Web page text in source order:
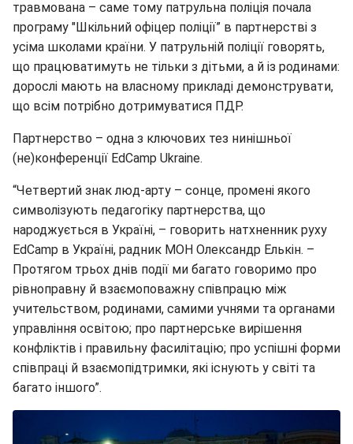
травмована – саме тому патрульна поліція почала
програму "Шкільний офіцер поліції” в партнерстві з
усіма школами країни. У патрульній поліції говорять,
що працюватимуть не тільки з дітьми, а й із родинами:
дорослі мають на власному прикладі демонструвати,
що всім потрібно дотримуватися ПДР.
Партнерство – одна з ключових тез нинішньої
(не)конференції EdCamp Ukraine.
“Четвертий знак люд-арту – сонце, промені якого
символізують педагогіку партнерства, що
народжується в Україні, – говорить натхненник руху
EdCamp в Україні, радник МОН Олександр Елькін. –
Протягом трьох днів події ми багато говоримо про
рівноправну й взаємоповажну співпрацю між
учительством, родинами, самими учнями та органами
управління освітою; про партнерське вирішення
конфліктів і правильну фасилітацію; про успішні форми
співпраці й взаємопідтримки, які існують у світі та
багато іншого”.